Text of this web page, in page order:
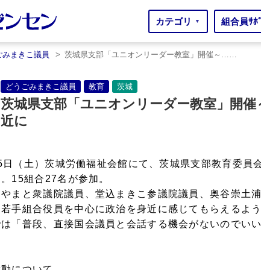
カテゴリ ▼ 組合員ｻﾎ
みまきこ議員
茨城県支部「ユニオンリーダー教室」開催～……
茨城県支部「ユニオンリーダー教室」開催～……
どうごみまきこ議員 教育 茨城
茨城県支部「ユニオンリーダー教室」開
近に
（土）茨城労働福祉会館にて、茨城県支部教育委員
15組合27名が参加。
まと衆議院議員、堂込まきこ参議院議員、奥谷 崇土
手組合役員を中心に政治を身近に感じてもらえるよ
「普段、直接国会議員と会話する機会がないのでい